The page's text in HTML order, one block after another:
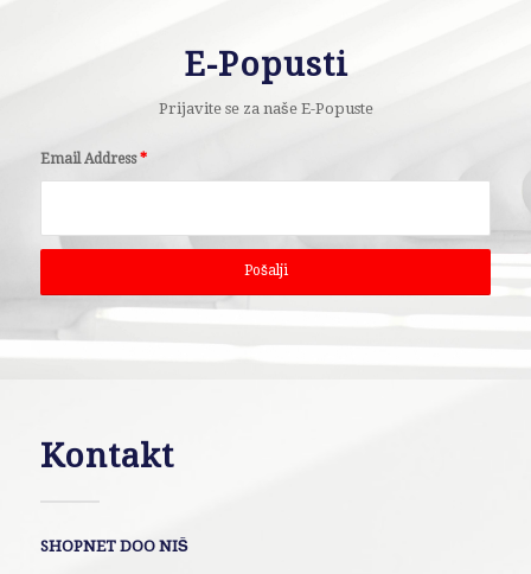
E-Popusti
Prijavite se za naše E-Popuste
Email Address*
Kontakt
SHOPNET DOO NIŠ